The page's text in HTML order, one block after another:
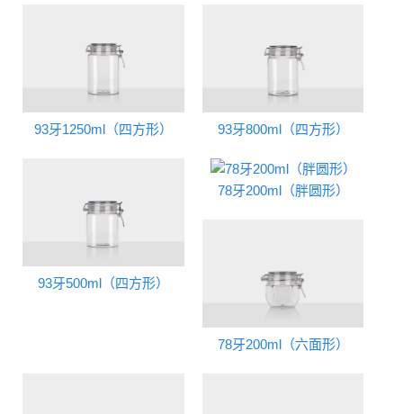
93牙1250ml（四方形） 93牙800ml（四方形）
93牙500ml（四方形）
78牙200ml（胖圆形）
78牙200ml（六面形）